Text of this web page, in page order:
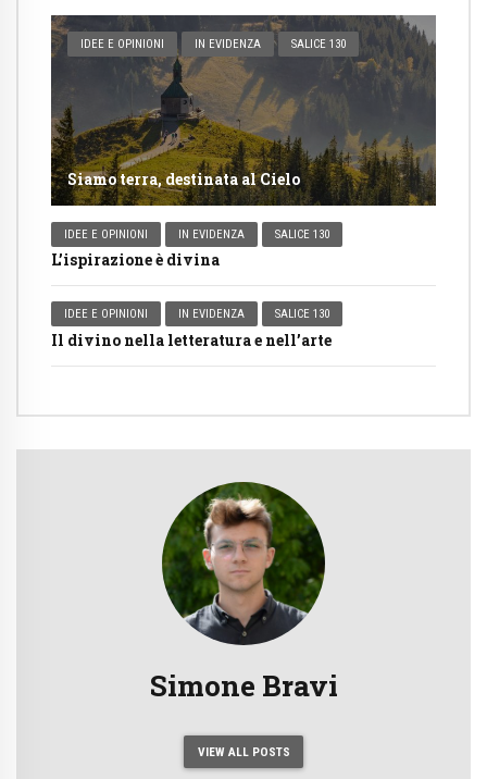
IDEE E OPINIONI IN EVIDENZA SALICE 130
Siamo terra, destinata al Cielo
IDEE E OPINIONI IN EVIDENZA SALICE 130
L’ispirazione è divina
IDEE E OPINIONI IN EVIDENZA SALICE 130
Il divino nella letteratura e nell’arte
Simone Bravi
VIEW ALL POSTS